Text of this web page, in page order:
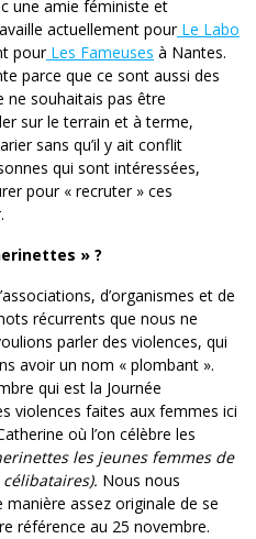
une amie féministe et
actuellement pourLe Labo
pourLes Fameuses à Nantes.
parce que ce sont aussi des
ne souhaitais pas être
sur le terrain et à terme,
sans qu’il y ait conflit
qui sont intéressées,
pour « recruter » ces
» ?
d’organismes et de
récurrents que nous ne
parler des violences, qui
avoir un nom « plombant ».
qui est la Journée
violences faites aux femmes ici
où l’on célèbre les
les jeunes femmes de
Nous nous
assez originale de se
référence au 25 novembre.